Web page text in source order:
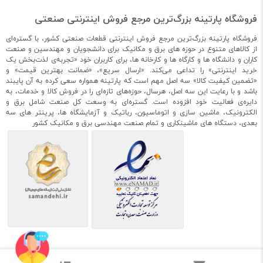
در نتیجه سروو موتورهایی که دارای توان مساوی هستند اما دور
نامی آنها کمتر است، دارای گشتاوری بالاتری هستند.
قیمت: نکته قابل توجه این است که رنج قیمت سروو موتورها بر
اساس گشتاور نامی آنهاست یعنی گشتاور ذکر شده روی سروو
موتور.
اندازه فیزیکی: اندازه، جرم، ضریب اصطکاک و کلیه قسمت‌هایی که
روی چرخش شفت سروو موتور موثر هستند.
ترمز: سروو موتورها در انواع ترمزدار و بدون ترمز تولید و به بازار ارائه
بهترین برندهای سروو موتور در
سروو موتور دلتا
ساخت شرکت دلتا از کشور تایوان است که در سال 2009 میلادی
با بهترین کیفیت کرد.
فروشگاه پارتینه بزرگ‌ترین مرجع فروش اینترنتی صنعتی
فروشگاه پارتینه بزرگ‌ترین مرجع فروش اینترنتی قطعات صنعتی کشور، با گستره‌ای
از کالاهای متنوع در حوزه های برق و مکانیک برای دانشجویان و مهندسین و صنعت
کاران و دانشگاه ها و کارگاه ها و کارخانه ها، برای کاربران خود «تجربه‌ی لذت‌بخش یک
خرید اینترنتی» را تداعی می‌کند. «ارسال سریع»، «ضمانت بهترین قیمت» و
«تضمین کیفیت کالا» سه اصل مهم است که پارتینه همواره سعی کرده به آن پایبند
باشد و با رعایت این سه اصل، هرسال، حوزه‌های تازه‌ای را در فروش کالا و خدمات، به
دایره‌ی فعالیت خود افزوده است. گستره‌ای به وسعت کل صنعت شامل برق و
الکترونیک، ماشین سازی و اتوماسیون، رباتیک و آزمایشگاه ها، پرینتر های سه
بعدی، دستگاه های ماشینکاری و تمام صنعت مهندسی برق و مکانیک کشور